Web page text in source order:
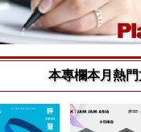
本專欄本月熱